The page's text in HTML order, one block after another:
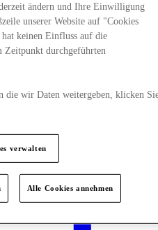
ändern und Ihre Einwilligung
unserer Website auf "Cookies
keinen Einfluss auf die
Zeitpunkt durchgeführten
die wir Daten weitergeben, klicken
verwalten
Alle Cookies annehmen